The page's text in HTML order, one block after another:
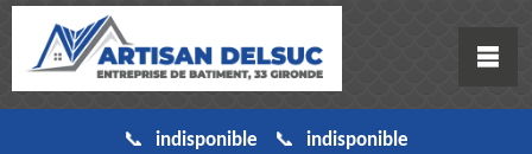
indisponible indisponible